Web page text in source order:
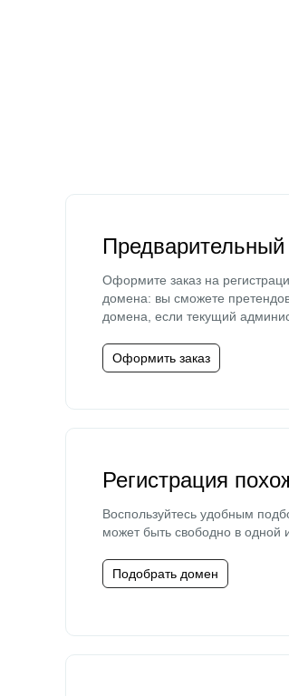
Предварительный
Оформите заказ на
домена: вы сможете
домена, если текущий
Оформить заказ
Регистрация
Воспользуйтесь удобным
может быть свободно в одной
Подобрать домен